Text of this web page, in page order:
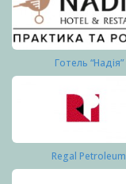
Готель “Надія”
Regal Petroleum